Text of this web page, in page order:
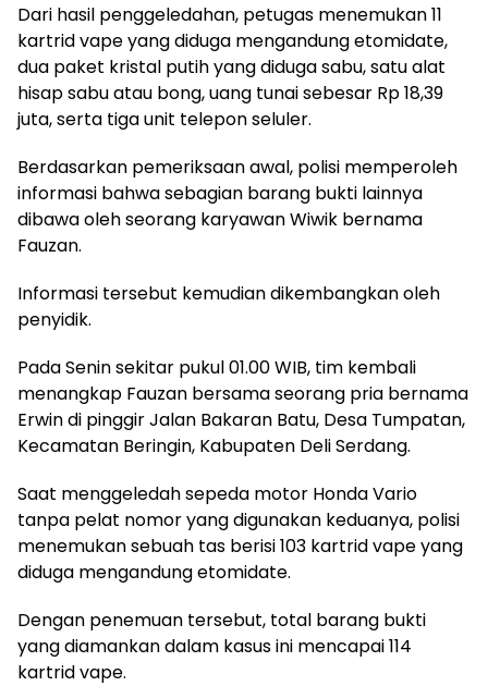
Dari hasil penggeledahan, petugas menemukan 11
kartrid vape yang diduga mengandung etomidate,
dua paket kristal putih yang diduga sabu, satu alat
hisap sabu atau bong, uang tunai sebesar Rp 18,39
juta, serta tiga unit telepon seluler.
Berdasarkan pemeriksaan awal, polisi memperoleh
informasi bahwa sebagian barang bukti lainnya
dibawa oleh seorang karyawan Wiwik bernama
Fauzan.
Informasi tersebut kemudian dikembangkan oleh
penyidik.
Pada Senin sekitar pukul 01.00 WIB, tim kembali
menangkap Fauzan bersama seorang pria bernama
Erwin di pinggir Jalan Bakaran Batu, Desa Tumpatan,
Kecamatan Beringin, Kabupaten Deli Serdang.
Saat menggeledah sepeda motor Honda Vario
tanpa pelat nomor yang digunakan keduanya, polisi
menemukan sebuah tas berisi 103 kartrid vape yang
diduga mengandung etomidate.
Dengan penemuan tersebut, total barang bukti
yang diamankan dalam kasus ini mencapai 114
kartrid vape.